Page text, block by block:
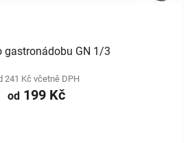
gastronádobu GN 1/3
241 Kč včetně DPH
od 199 Kč